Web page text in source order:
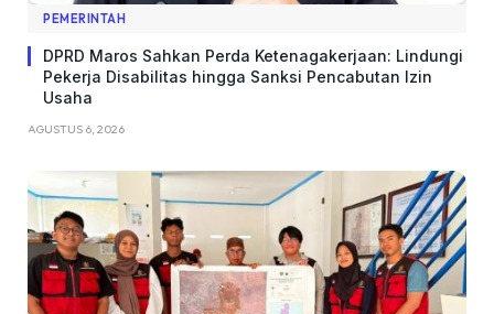
PEMERINTAH
DPRD Maros Sahkan Perda Ketenagakerjaan: Lindungi
Pekerja Disabilitas hingga Sanksi Pencabutan Izin
Usaha
AGUSTUS 6, 2026